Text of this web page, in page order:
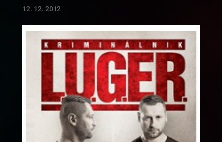
12. 12. 2012